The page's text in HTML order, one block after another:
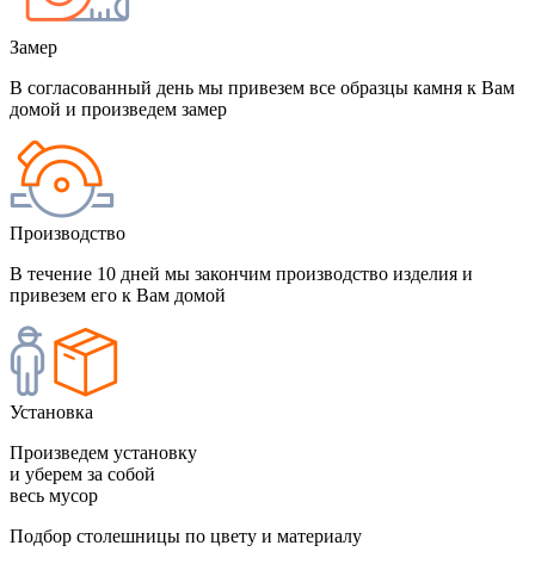
Замер
В согласованный день мы привезем все образцы камня к Вам
домой и произведем замер
Производство
В течение 10 дней мы закончим производство изделия и
привезем его к Вам домой
Установка
Произведем установку
и уберем за собой
весь мусор
Подбор столешницы по цвету и материалу